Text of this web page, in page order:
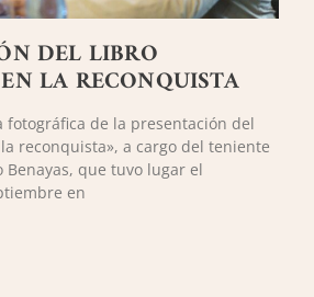
DEL LIBRO
LA RECONQUISTA
fotográfica de la presentación del
reconquista», a cargo del teniente
Benayas, que tuvo lugar el
en